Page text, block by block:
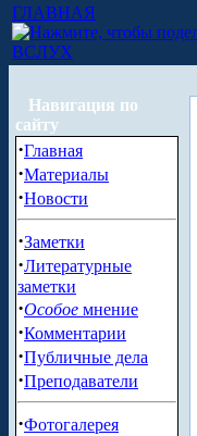
ГЛАВНАЯ
ВСЛУХ
Навигация по
сайту
·Главная
·Материалы
·Новости
·Заметки
·Литературные
заметки
·Особое мнение
·Комментарии
·Публичные дела
·Преподаватели
·Фотогалерея